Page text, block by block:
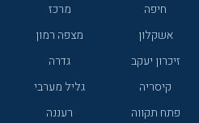
חיפה
מרכז
אשקלון
מצפה רמון
זיכרון יעקב
גדרה
קיסריה
גליל מערבי
פתח תקווה
רעננה